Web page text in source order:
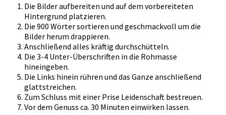
Die Bilder aufbereiten und auf dem vorbereiteten
Hintergrund platzieren.
Die 900 Wörter sortieren und geschmackvoll um die
Bilder herum drappieren.
Anschließend alles kräftig durchschütteln.
Die 3-4 Unter-Überschriften in die Rohmasse
hineingeben.
Die Links hinein rühren und das Ganze anschließend
glattstreichen.
Zum Schluss mit einer Prise Leidenschaft bestreuen.
Vor dem Genuss ca. 30 Minuten einwirken lassen.